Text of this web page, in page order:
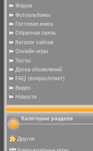
Форум
Фотоальбомы
Гостевая книга
Обратная связь
Каталог сайтов
Онлайн игры
Тесты
Доска объявлений
FAQ (вопрос/ответ)
Видео
Новости
Категории раздела
Другое